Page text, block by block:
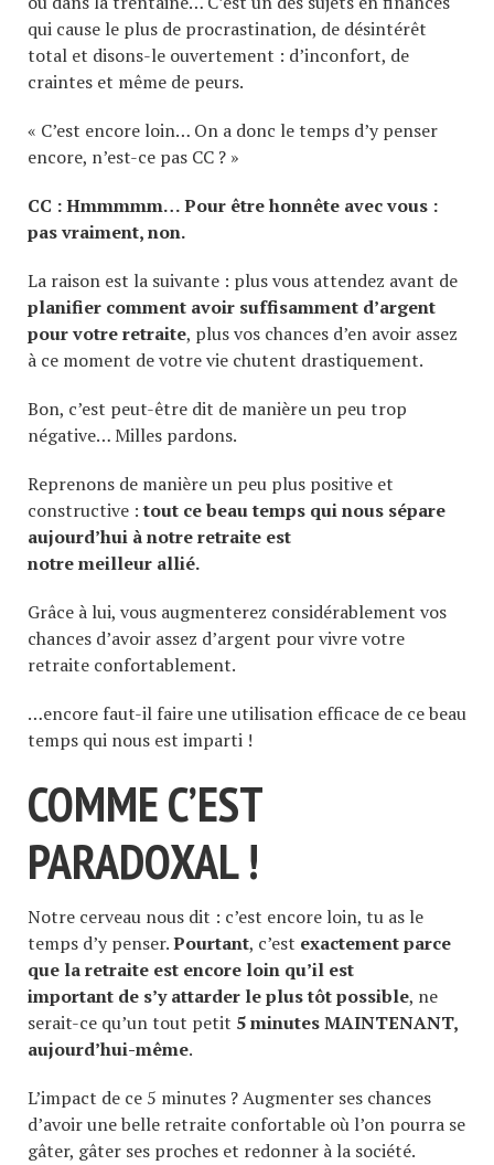
qui cause le plus de procrastination, de désintérêt
total et disons-le ouvertement : d’inconfort, de
craintes et même de peurs.
« C’est encore loin… On a donc le temps d’y penser
encore, n’est-ce pas CC ? »
CC : Hmmmmm… Pour être honnête avec vous :
pas vraiment, non.
La raison est la suivante : plus vous attendez avant de
planifier comment avoir suffisamment d’argent
pour votre retraite, plus vos chances d’en avoir assez
à ce moment de votre vie chutent drastiquement.
Bon, c’est peut-être dit de manière un peu trop
négative… Milles pardons.
Reprenons de manière un peu plus positive et
constructive :tout ce beau temps qui nous sépare
aujourd’hui à notre retraite est
notre meilleur allié.
Grâce à lui, vous augmenterez considérablement vos
chances d’avoir assez d’argent pour vivre votre
retraite confortablement.
…encore faut-il faire une utilisation efficace de ce beau
temps qui nous est imparti !
COMME C’EST
PARADOXAL !
Notre cerveau nous dit : c’est encore loin, tu as le
temps d’y penser.Pourtant, c’est exactement parce
que la retraite est encore loin qu’il est
important de s’y attarder le plus tôt possible, ne
serait-ce qu’un tout petit 5 minutes MAINTENANT,
aujourd’hui-même.
L’impact de ce 5 minutes ? Augmenter ses chances
d’avoir une belle retraite confortable où l’on pourra se
gâter, gâter ses proches et redonner à la société.